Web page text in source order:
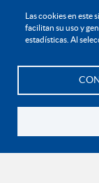
Las cookies en este
facilitan su uso y
estadísticas. Al